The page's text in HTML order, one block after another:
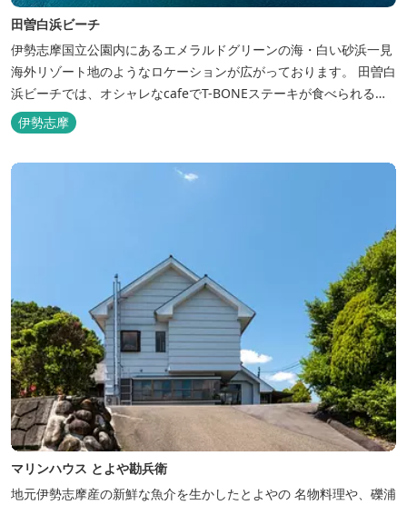
田曽白浜ビーチ
伊勢志摩国立公園内にあるエメラルドグリーンの海・白い砂浜一見
海外リゾート地のようなロケーションが広がっております。 田曽白
浜ビーチでは、オシャレなcafeでT-BONEステーキが食べられる。
又、海を見ながら黄昏るのもよし、アクティブにマリンアクティビ
ティ・スカイダイビング・ヘリコプタークルージングを体験するこ
ともできます。 是非、田曽白浜にございます施設紹介のVTRをご参
伊勢志摩
マリンハウス とよや勘兵衛
地元伊勢志摩産の新鮮な魚介を生かしたとよやの 名物料理や、礫浦